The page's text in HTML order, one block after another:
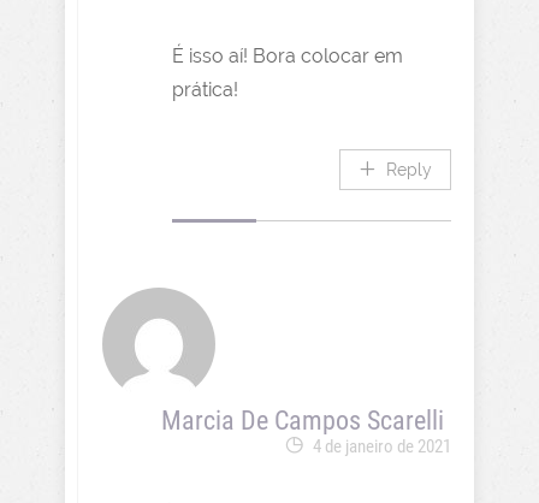
É isso aí! Bora colocar em
prática!
Reply
Marcia De Campos Scarelli
4 de janeiro de 2021